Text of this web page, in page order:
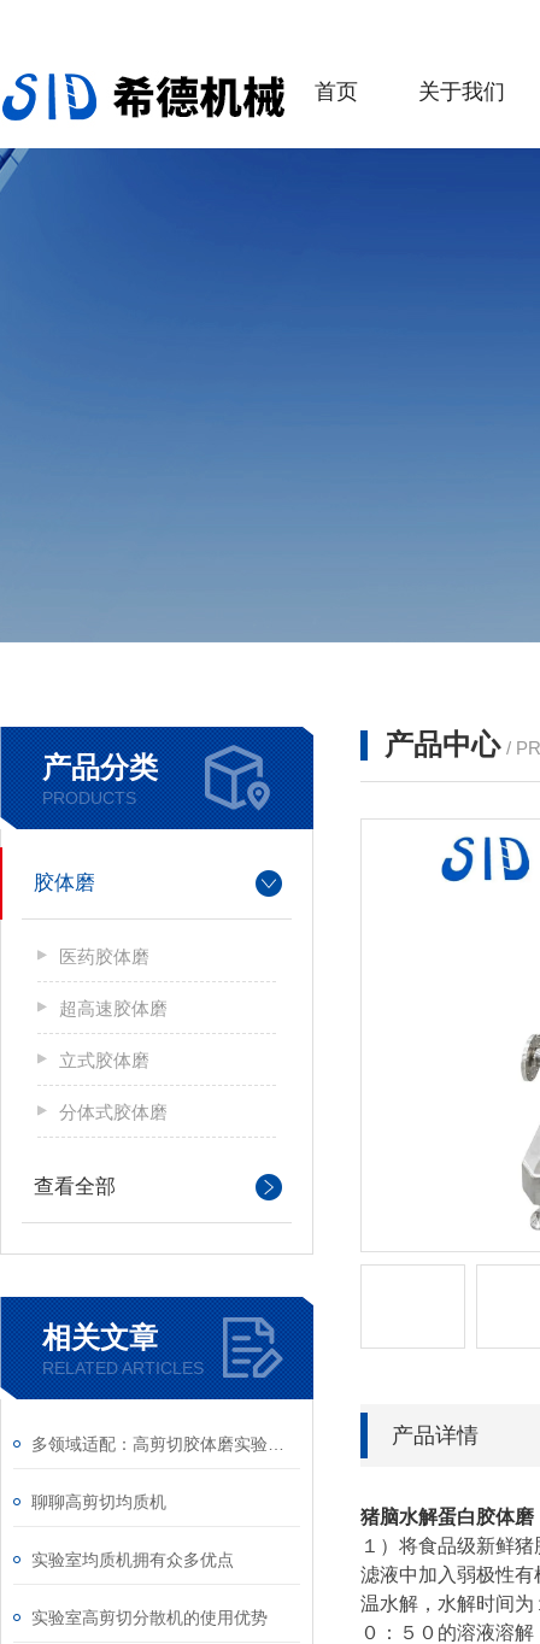
首页 关于我们
产品分类
PRODUCTS
胶体磨
医药胶体磨
超高速胶体磨
立式胶体磨
分体式胶体磨
查看全部
相关文章
RELATED ARTICLES
聊聊高剪切均质机
实验室均质机拥有众多优点
实验室高剪切分散机的使用优势
产品中心 /
产品详情
猪脑水解蛋白胶体磨
１）将食品级新鲜
滤液中加入弱极性
温水解，水解时间
０：５０的溶液溶